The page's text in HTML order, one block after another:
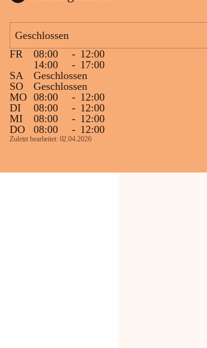
Geschlossen
FR
08:00 - 12:00
14:00
- 17:00
SA
Geschlossen
SO
Geschlossen
MO 08:00 - 12:00
DI
08:00 - 12:00
MI
08:00 - 12:00
DO
08:00 - 12:00
Zuletzt bearbeitet: 02.04.2026